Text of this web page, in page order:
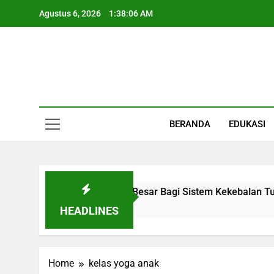
Agustus 6, 2026 1:38:06 AM
BERANDA EDUKASI
HEADLINES
Kecil Dengan Peran Besar Bagi Sistem Kekebalan
Home kelas yoga anak